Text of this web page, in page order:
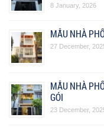
8 January, 2026
MẪU NHÀ
27 December,
MẪU NHÀ
GÓI
23 December,